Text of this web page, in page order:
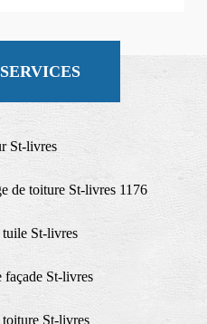
St-livres
de toiture St-livres 1176
tuile St-livres
façade St-livres
St-livres